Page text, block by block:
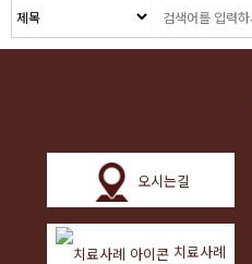
오시는길
치료사례